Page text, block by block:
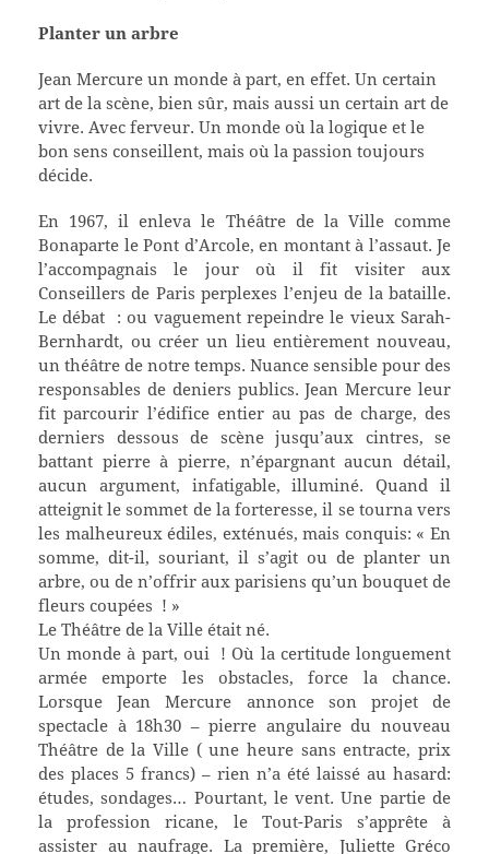
Planter un arbre
Jean Mercure un monde à part, en effet. Un certain
art de la scène, bien sûr, mais aussi un certain art de
vivre. Avec ferveur. Un monde où la logique et le
bon sens conseillent, mais où la passion toujours
décide.
En 1967, il enleva le Théâtre de la Ville comme
Bonaparte le Pont d’Arcole, en montant à l’assaut. Je
l’accompagnais le jour où il fit visiter aux
Conseillers de Paris perplexes l’enjeu de la bataille.
Le débat : ou vaguement repeindre le vieux Sarah-
Bernhardt, ou créer un lieu entièrement nouveau,
un théâtre de notre temps. Nuance sensible pour des
responsables de deniers publics. Jean Mercure leur
fit parcourir l’édifice entier au pas de charge, des
derniers dessous de scène jusqu’aux cintres, se
battant pierre à pierre, n’épargnant aucun détail,
aucun argument, infatigable, illuminé. Quand il
atteignit le sommet de la forteresse, il se tourna vers
les malheureux édiles, exténués, mais conquis: « En
somme, dit-il, souriant, il s’agit ou de planter un
arbre, ou de n’offrir aux parisiens qu’un bouquet de
fleurs coupées ! »
Le Théâtre de la Ville était né.
Un monde à part, oui ! Où la certitude longuement
armée emporte les obstacles, force la chance.
Lorsque Jean Mercure annonce son projet de
spectacle à 18h30 – pierre angulaire du nouveau
Théâtre de la Ville ( une heure sans entracte, prix
des places 5 francs) – rien n’a été laissé au hasard:
études, sondages… Pourtant, le vent. Une partie de
la profession ricane, le Tout-Paris s’apprête à
assister au naufrage. La première, Juliette Gréco